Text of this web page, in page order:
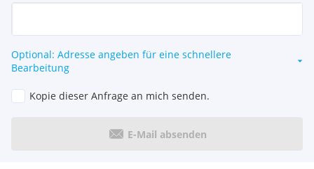
Optional: Adresse angeben für eine schnellere
Bearbeitung
Kopie dieser Anfrage an mich senden.
E-Mail absenden